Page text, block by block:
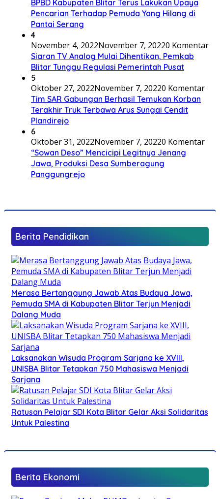
BPBD Kabupaten Blitar Terus Lakukan Upaya
Pencarian Terhadap Pemuda Yang Hilang di
Pantai Serang
4
November 4, 2022November 7, 20220 Komentar
Siaran TV Analog Mulai Dihentikan, Pemkab
Blitar Tunggu Regulasi Pemerintah Pusat
5
Oktober 27, 2022November 7, 20220 Komentar
Tim SAR Gabungan Berhasil Temukan Korban
Terakhir Truk Terbawa Arus Sungai Cendit
Plandirejo
6
Oktober 31, 2022November 7, 20220 Komentar
“Sowan Deso” Mencicipi Legitnya Jenang
Jawa, Produksi Desa Sumberagung
Panggungrejo
Berita Pendidikan
Merasa Bertanggung Jawab Atas Budaya Jawa,
Pemuda SMA di Kabupaten Blitar Terjun Menjadi
Dalang Muda
Laksanakan Wisuda Program Sarjana ke XVIII,
UNISBA Blitar Tetapkan 750 Mahasiswa Menjadi
Sarjana
Ratusan Pelajar SDI Kota Blitar Gelar Aksi Solidaritas
Untuk Palestina
Berita Ekonomi